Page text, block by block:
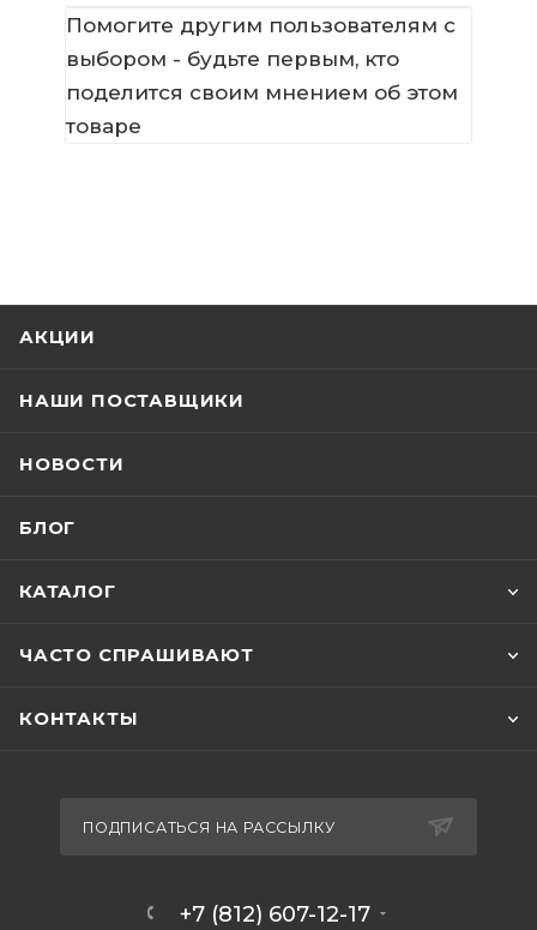
Помогите другим пользователям с
выбором - будьте первым, кто
поделится своим мнением об этом
товаре
АКЦИИ
НАШИ ПОСТАВЩИКИ
НОВОСТИ
БЛОГ
КАТАЛОГ
ЧАСТО СПРАШИВАЮТ
КОНТАКТЫ
ПОДПИСАТЬСЯ НА РАССЫЛКУ
+7 (812) 607-12-17